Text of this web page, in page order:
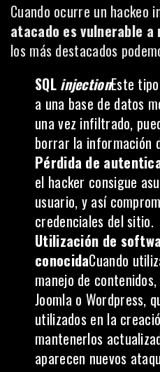
Cuando ocurre un hackeo
atacado es vulnerable a
los más destacados
SQL injectionEste
a una base de datos
una vez infiltrado,
borrar la información
Pérdida de
el hacker consigue
usuario, y así
credenciales del sitio.
Utilización de
conocidaCuando
manejo de
Joomla o Wordpress,
utilizados en la
mantenerlos
aparecen nuevos